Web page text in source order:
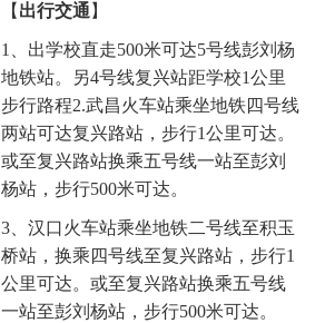
【 出行交通 】
1、出学校直走500米可达5号线彭刘杨
地铁站。另4号线复兴站距学校1公里
步行路程2.武昌火车站乘坐地铁四号线
两站可达复兴路站，步行1公里可达。
或至复兴路站换乘五号线一站至彭刘
杨站，步行500米可达。
3、汉口火车站乘坐地铁二号线至积玉
桥站，换乘四号线至复兴路站，步行1
公里可达。或至复兴路站换乘五号线
一站至彭刘杨站，步行500米可达。